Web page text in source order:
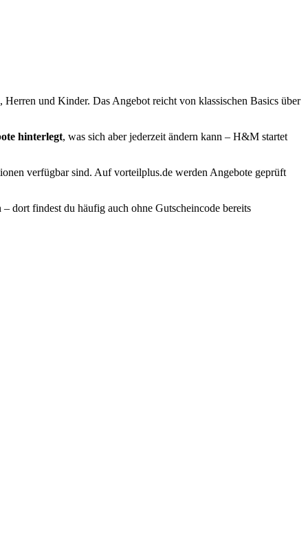
und Kinder. Das Angebot reicht von klassischen Basics über
hinterlegt, was sich aber jederzeit ändern kann – H&M startet
verfügbar sind. Auf vorteilplus.de werden Angebote geprüft
dort findest du häufig auch ohne Gutscheincode bereits